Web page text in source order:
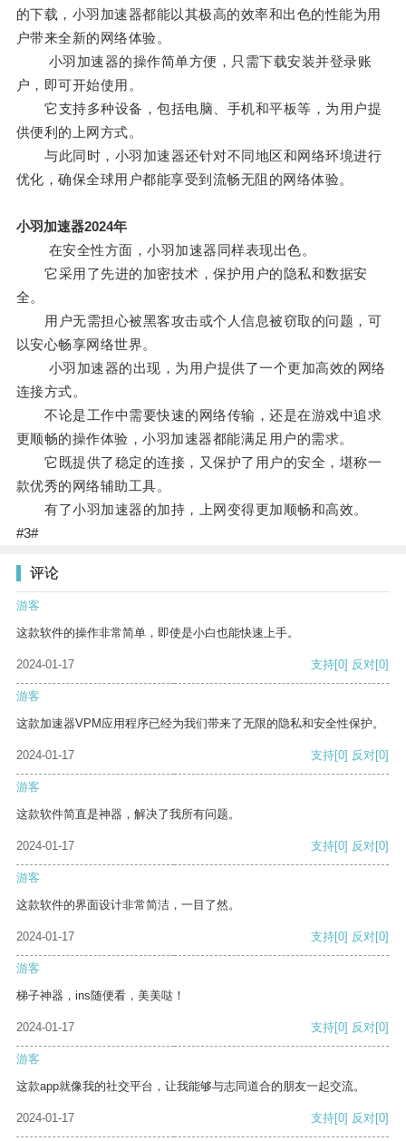
的下载，小羽加速器都能以其极高的效率和出色的性能为用
户带来全新的网络体验。
小羽加速器的操作简单方便，只需下载安装并登录账
户，即可开始使用。
它支持多种设备，包括电脑、手机和平板等，为用户提
供便利的上网方式。
与此同时，小羽加速器还针对不同地区和网络环境进行
优化，确保全球用户都能享受到流畅无阻的网络体验。
小羽加速器2024年
在安全性方面，小羽加速器同样表现出色。
它采用了先进的加密技术，保护用户的隐私和数据安
全。
用户无需担心被黑客攻击或个人信息被窃取的问题，可
以安心畅享网络世界。
小羽加速器的出现，为用户提供了一个更加高效的网络
连接方式。
不论是工作中需要快速的网络传输，还是在游戏中追求
更顺畅的操作体验，小羽加速器都能满足用户的需求。
它既提供了稳定的连接，又保护了用户的安全，堪称一
款优秀的网络辅助工具。
有了小羽加速器的加持，上网变得更加顺畅和高效。
#3#
评论
游客
这款软件的操作非常简单，即使是小白也能快速上手。
2024-01-17 支持[0] 反对[0]
游客
这款加速器VPM应用程序已经为我们带来了无限的隐私和安全性保护。
2024-01-17 支持[0] 反对[0]
游客
这款软件简直是神器，解决了我所有问题。
2024-01-17 支持[0] 反对[0]
游客
这款软件的界面设计非常简洁，一目了然。
2024-01-17 支持[0] 反对[0]
游客
梯子神器，ins随便看，美美哒！
2024-01-17 支持[0] 反对[0]
游客
这款app就像我的社交平台，让我能够与志同道合的朋友一起交流。
2024-01-17 支持[0] 反对[0]